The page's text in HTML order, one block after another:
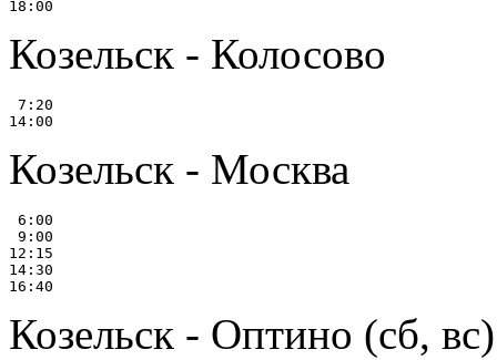
Козельск - Колосово
7:20
Козельск - Москва
6:00
9:00
12:15
14:30
Козельск - Оптино (сб, вс)